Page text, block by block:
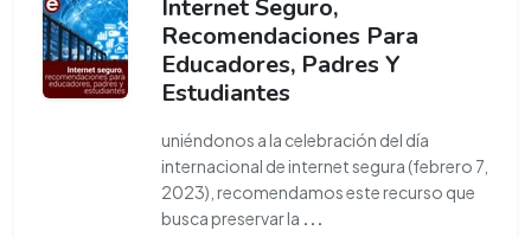
Internet Seguro,
Recomendaciones Para
Educadores, Padres Y
Estudiantes
uniéndonos a la celebración del día
internacional de internet segura (febrero 7,
2023), recomendamos este recurso que
busca preservar la ...